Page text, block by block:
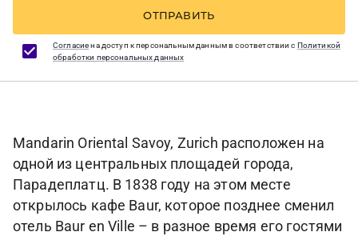
ОТПРАВИТЬ
Согласиена доступ к персональным данным в соответствии с Политикой
обработки персональных данных
Mandarin Oriental Savoy, Zurich расположен на
одной из центральных площадей города,
Парадеплатц. В 1838 году на этом месте
открылось кафе Baur, которое позднее сменил
отель Baur en Ville – в разное время его гостями